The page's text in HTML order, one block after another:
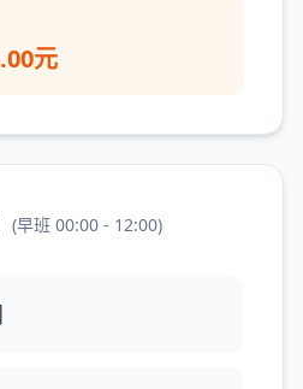
元
(早班 00:00 - 12:00)